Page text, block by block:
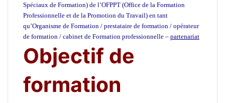
Spéciaux de Formation) de l’OFPPT (Office de la Formation
Professionnelle et de la Promotion du Travail) en tant
qu’Organisme de Formation / prestataire de formation / opérateur
de formation / cabinet de Formation professionnelle – partenariat
Objectif de
formation